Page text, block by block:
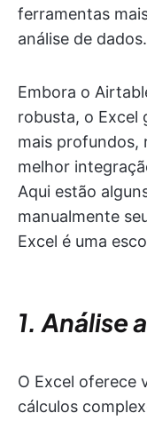
ferramentas
análise de dados.
Embora o
robusta, o Excel
mais profundos,
melhor
Aqui estão
manualmente
Excel é uma
1. Análise
O Excel oferece
cálculos